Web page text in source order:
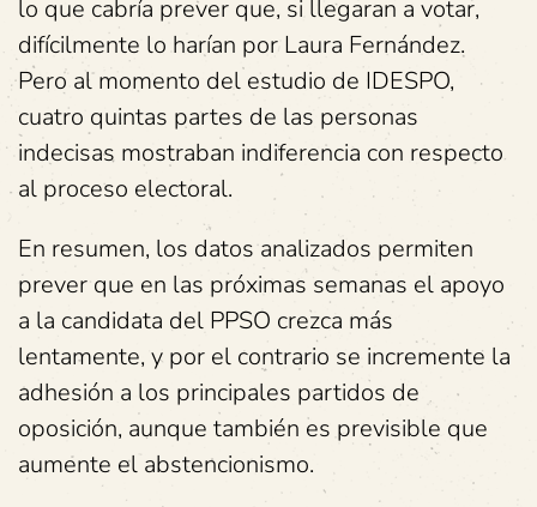
lo que cabría prever que, si llegaran a votar,
difícilmente lo harían por Laura Fernández.
Pero al momento del estudio de IDESPO,
cuatro quintas partes de las personas
indecisas mostraban indiferencia con respecto
al proceso electoral.
En resumen, los datos analizados permiten
prever que en las próximas semanas el apoyo
a la candidata del PPSO crezca más
lentamente, y por el contrario se incremente la
adhesión a los principales partidos de
oposición, aunque también es previsible que
aumente el abstencionismo.